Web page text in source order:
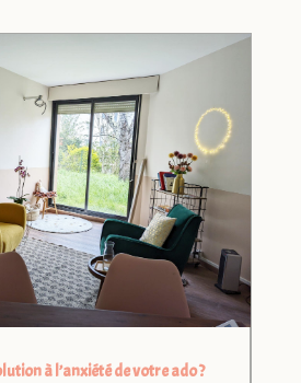
à l’anxiété de votre ado ?